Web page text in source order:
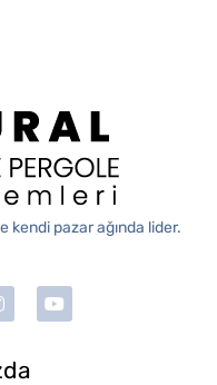
kendi pazar ağında lider.